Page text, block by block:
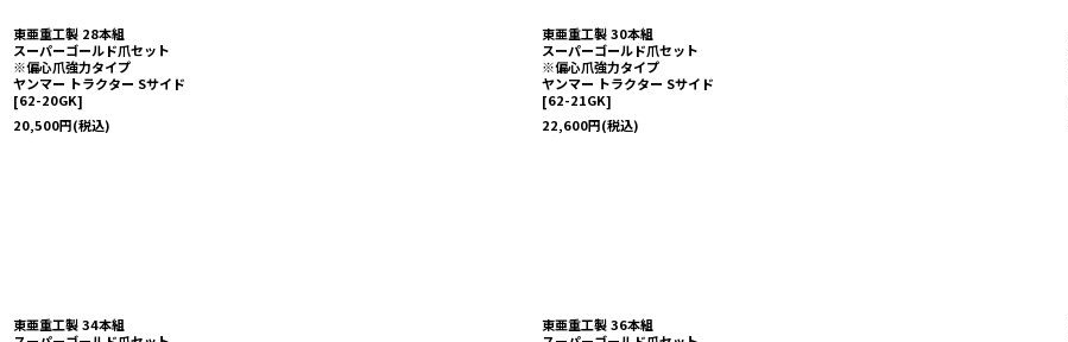
東亜重工製 28本組
スーパーゴールド爪セット
※偏心爪強力タイプ
ヤンマー トラクター Sサイド
[62-20GK]
20,500円(税込)
東亜重工製 30本組
スーパーゴールド爪セット
※偏心爪強力タイプ
ヤンマー トラクター Sサイド
[62-21GK]
22,600円(税込)
東亜重工製 34本組
東亜重工製 36本組